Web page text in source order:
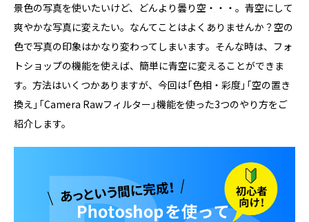
景色の写真を使いたいけど、どんより曇り空・・・。青空にして
爽やかな写真に変えたい。なんてことはよくありませんか？空の
色で写真の印象はかなり変わってしまいます。そんな時は、フォ
トショップの機能を使えば、簡単に青空に変えることができま
す。方法はいくつかありますが、今回は「色相・彩度」「空の置き
換え」「Camera Rawフィルター」機能を使った3つのやり方をご
紹介します。